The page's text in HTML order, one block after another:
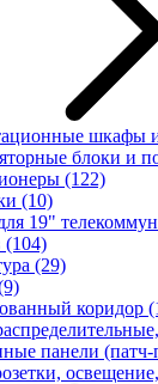
шкафы
блоки и
(122)
(10)
19"
(104)
(29)
коридор
панели (патч-